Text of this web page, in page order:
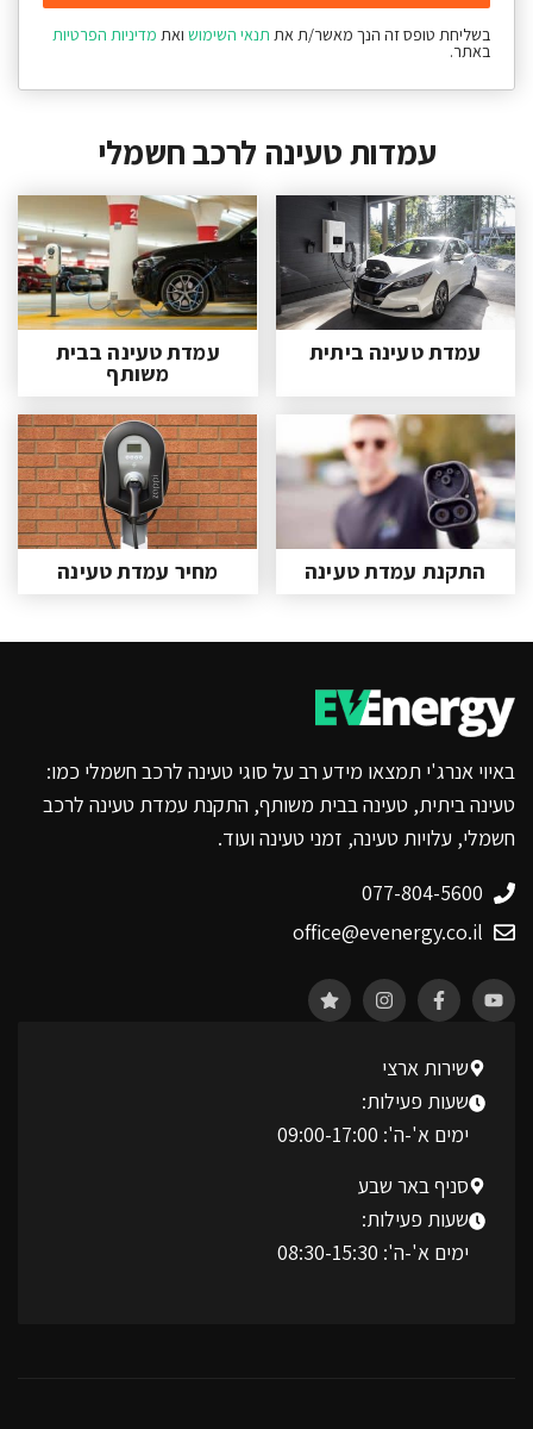
בשליחת טופס זה הנך מאשר/ת את תנאי השימוש ואת מדיניות הפרטיות
באתר.
עמדות טעינה לרכב חשמלי
עמדת טעינה ביתית עמדת טעינה בבית
משותף
התקנת עמדת טעינה מחיר עמדת טעינה
באיוי אנרג'י תמצאו מידע רב על סוגי טעינה לרכב חשמלי כמו:
טעינה ביתית, טעינה בבית משותף, התקנת עמדת טעינה לרכב
חשמלי, עלויות טעינה, זמני טעינה ועוד.
077-804-5600
office@evenergy.co.il
שירות ארצי
שעות פעילות:
ימים א'-ה': 09:00-17:00
סניף באר שבע
שעות פעילות:
ימים א'-ה': 08:30-15:30